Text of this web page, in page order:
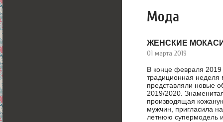
Мода
ЖЕНСКИЕ
01 марта 2019
В конце февраля
традиционная неделя
представляли новые
2019/2020.
производящая
мужчин, пригласила
летнюю супермодель